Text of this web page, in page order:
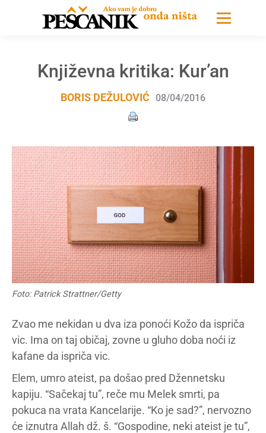
Književna kritika: Kur’an
BORIS DEŽULOVIĆ 08/04/2016
Foto: Patrick Strattner/Getty
Zvao me nekidan u dva iza ponoći Kožo da ispriča
vic. Ima on taj običaj, zovne u gluho doba noći iz
kafane da ispriča vic.
Elem, umro ateist, pa došao pred Džennetsku
kapiju. “Sačekaj tu”, reče mu Melek smrti, pa
pokuca na vrata Kancelarije. “Ko je sad?”, nervozno
će iznutra Allah dž. š. “Gospodine, neki ateist je tu”,